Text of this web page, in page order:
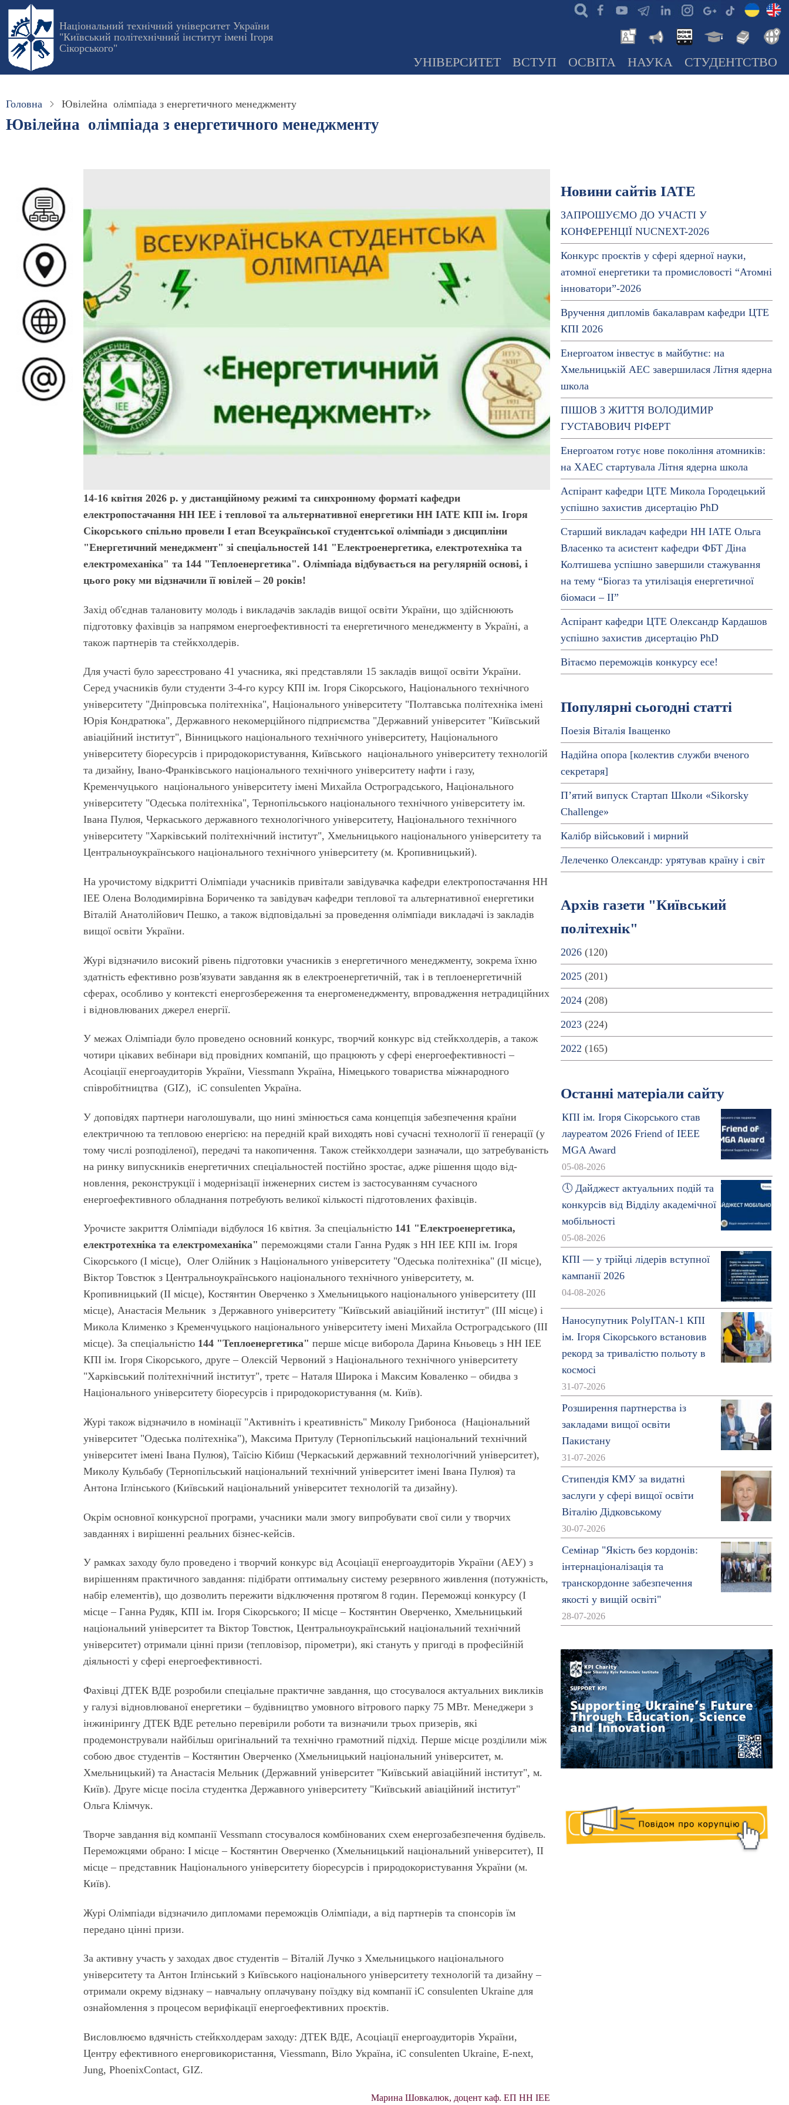
Перейти
основного
вмісту
Національний технічний університет України
"Київський політехнічний інститут імені Ігоря
Сікорського"
УНІВЕРСИТЕТ ВСТУП ОСВІТА НАУКА СТУДЕНТСТВО
Головна Ювілейна олімпіада з енергетичного менеджменту
Ювілейна олімпіада з енергетичного менеджменту
14-16 квітня 2026 р. у дистанційному режимі та синхронному форматі кафедри
електропостачання НН ІЕЕ і теплової та альтернативної енергетики НН ІАТЕ КПІ ім. Ігоря
Сікорського спільно провели І етап Всеукраїнської студентської олімпі­ади з дисципліни
"Енергетичний менеджмент" зі спеціальностей 141 "Електроенер­гетика, електротехніка та
електромеханіка" та 144 "Теплоенергетика". Олімпіада відбувається на регулярній основі, і
цього року ми відзначили її ювілей – 20 років!
Захід об'єднав талановиту молодь і викладачів закладів вищої освіти України, що здійснюють
підготовку фахівців за напрямом енергоефективності та енергетичного менеджменту в Україні, а
також партнерів та стейкхолдерів.
Для участі було зареєстровано 41 учасника, які представляли 15 закладів вищої освіти України.
Серед учасників були студенти 3-4-го курсу КПІ ім. Ігоря Сікорського, Національного технічного
університету "Дніпровська політехніка", Національного університету "Полтавська політехніка імені
Юрія Кондратюка", Державного некомерційного підприємства "Державний університет "Київський
авіаційний інститут", Вінницького національного технічного університету, Національного
університету біоресурсів і природокористування, Київського національного університету технологій
та дизайну, Івано-Франківського національного технічного університету нафти і газу,
Кременчуцького національного університету імені Михайла Остроградського, Національного
університету "Одеська по­літехніка", Тернопільського національного технічного університету ім.
Івана Пулюя, Черкаського державного технологіч­ного університету, Національного технічного
університету "Харківський політехнічний інститут", Хмельницького національного університету та
Центральноукраїнського національного технічного університету (м. Кропивницький).
На урочистому відкритті Олімпіади учасників привітали завідувачка кафедри елек­тропостачання НН
ІЕЕ Олена Володими­рівна Бориченко та завідувач кафедри теплової та альтернативної енергетики
Віталій Анатолійович Пешко, а також відповідальні за проведення олімпіади викладачі із закладів
вищої освіти України.
Журі відзначило високий рівень підготовки учасників з енергетичного менеджменту, зокрема їхню
здатність ефективно розв'я­зувати завдання як в електроенергетичній, так і в теплоенергетичній
сферах, особливо у контексті енергозбереження та енергоменеджменту, впровадження нетрадиційних
і відновлюваних джерел енергії.
У межах Олімпіади було проведено основний конкурс, творчий конкурс від стейкхолдерів, а також
чотири цікавих вебінари від провідних компаній, що працюють у сфері енергоефективності –
Асоціації енергоаудиторів України, Viessmann Україна, Німецького товариства міжнародного
співробітництва (GIZ), iC consulenten Україна.
У доповідях партнери наголошували, що нині змінюється сама концепція забезпечення країни
електричною та тепловою енергією: на передній край виходять нові сучасні технології її генерації (у
тому числі розподіленої), передачі та накопичення. Також стейкхолдери зазначали, що затребуваність
на ринку випускників енергетичних спеціальностей постійно зростає, адже рішення щодо від­
новлення, реконструкції і модернізації інженерних систем із застосуванням сучасного
енергоефективного обладнання потребують великої кількості підготовлених фахівців.
Урочисте закриття Олімпіади відбулося 16 квітня. За спеціальністю 141 "Електроенергетика,
електротехніка та елек­тромеханіка" переможцями стали Ганна Рудяк з НН ІЕЕ КПІ ім. Ігоря
Сікорського (І місце), Олег Олійник з Національного університету "Одеська політехніка"(ІІ міс­це),
Віктор Товстюк з Центральноукраїнського національного технічного університету, м.
Кропивницький (ІІ місце), Костянтин Оверченко з Хмельницького національного університету (ІІІ
місце), Анастасія Мельник з Державного університету "Київський авіаційний інститут" (ІІІ місце) і
Микола Клименко з Кременчуцького національного університету імені Михайла Остроградського (ІІІ
місце). За спеціальністю 144 "Теплоенергетика" перше місце виборола Дарина Кньовець з НН ІЕЕ
КПІ ім. Ігоря Сікорського,друге – Олексій Червоний з Національного технічного університету
"Харківський політехнічний інститут",третє – Наталя Широка і Максим Коваленко – обидва з
Національного університету біоресурсів і природокористування (м. Київ).
Журі також відзначило в номінації "Активніть і креативність" Миколу Грибоноса (Національний
університет "Одеська політехніка"), Максима Притулу (Тернопільський національний технічний
університет імені Івана Пулюя), Таїсію Кібиш (Черкаський державний технологічний університет),
Миколу Кульбабу (Тернопільський національний технічний університет імені Івана Пулюя) та
Антона Іглінського (Київський національний університет технологій та дизайну).
Окрім основної конкурсної програми, учасники мали змогу випробувати свої сили у творчих
завданнях і вирішенні реальних бізнес-кейсів.
У рамках заходу було проведено і творчий конкурс від Асоціації енергоаудиторів України (АЕУ) з
вирішенням практичного завдання: підібрати оптимальну систему резервного живлення (потужність,
набір елементів), що дозволить пережити відключення протягом 8 годин. Переможці конкурсу (І
місце – Ганна Рудяк, КПІ ім. Ігоря Сікорського;ІІ місце– Костянтин Оверченко, Хмельницький
національний університет та Віктор Товстюк, Центральноукраїнський національний технічний
університет) отримали цінні призи (тепловізор, пірометри), які стануть у пригоді в професійній
діяльності у сфері енергоефективності.
Фахівці ДТЕК ВДЕ розробили спеціальне практичне завдання, що стосувалося актуальних викликів
у галузі відновлюваної енергетики – будівництво умовного вітрового парку 75 МВт. Менеджери з
інжинірингу ДТЕК ВДЕ ретельно перевірили роботи та визначили трьох призерів, які
продемонстрували найбільш оригінальний та технічно грамотний підхід. Перше місце розділили між
собою двоє студентів – Костянтин Оверченко (Хмельницький національний університет, м.
Хмельницький) та Анастасія Мельник (Державний університет "Київський авіаційний інститут", м.
Київ). Друге місце посіла студентка Державного університету "Київський авіаційний інститут"
Ольга Клімчук.
Творче завдання від компанії Vessmann стосувалося комбінованих схем енергозабезпечення будівель.
Переможцями обрано:І місце – Костянтин Оверченко (Хмельницький національний університет),ІІ
місце – представник Національного університету біоресурсів і природокористування України (м.
Київ).
Журі Олімпіади відзначило дипломами переможців Олімпіади, а від партнерів та спонсорів їм
передано цінні призи.
За активну участь у заходах двоє студентів – Віталій Лучко з Хмельницького національного
університету та Антон Іглінський з Київського національного університету технологій та дизайну –
отримали окрему відзнаку – навчальну оплачувану поїздку від компанії iC consulenten Ukraine для
озна­йомлення з процесом верифікації енерго­ефективних проєктів.
Висловлюємо вдячність стейкхолдерам заходу: ДТЕК ВДЕ, Асоціації енергоаудиторів України,
Центру ефективного енерговикористання, Viessmann, Віло Україна, iC consulenten Ukraine, E-next,
Jung, PhoenixContact, GIZ.
Марина Шовкалюк, доцент каф. ЕП НН ІЕЕ
Новини сайтів ІАТЕ
ЗАПРОШУЄМО ДО УЧАСТІ У
КОНФЕРЕНЦІЇ NUCNEXT-2026
Конкурс проєктів у сфері ядерної науки,
атомної енергетики та промисловості “Атомні
інноватори”-2026
Вручення дипломів бакалаврам кафедри ЦТЕ
КПІ 2026
Енергоатом інвестує в майбутнє: на
Хмельницькій АЕС завершилася Літня ядерна
школа
ПІШОВ З ЖИТТЯ ВОЛОДИМИР
ГУСТАВОВИЧ РІФЕРТ
Енергоатом готує нове покоління атомників:
на ХАЕС стартувала Літня ядерна школа
Аспірант кафедри ЦТЕ Микола Городецький
успішно захистив дисертацію PhD
Старший викладач кафедри НН ІАТЕ Ольга
Власенко та асистент кафедри ФБТ Діна
Колтишева успішно завершили стажування
на тему “Біогаз та утилізація енергетичної
біомаси – ІІ”
Аспірант кафедри ЦТЕ Олександр Кардашов
успішно захистив дисертацію PhD
Вітаємо переможців конкурсу есе!
Популярні сьогодні статті
Поезія Віталія Іващенко
Надійна опора [колектив служби вченого
секретаря]
П’ятий випуск Стартап Школи «Sikorsky
Challenge»
Калібр військовий і мирний
Лелеченко Олександр: урятував країну і світ
Архів газети "Київський
політехнік"
2026(120)
2025(201)
2024(208)
2023(224)
2022 (165)
Останні матеріали сайту
КПІ ім. Ігоря Сікорського став
лауреатом 2026 Friend of IEEE
MGA Award
05-08-2026
🕔 Дайджест актуальних подій та
конкурсів від Відділу академічної
мобільності
05-08-2026
КПІ — у трійці лідерів вступної
кампанії 2026
04-08-2026
Наносупутник PolyITAN-1 КПІ
ім. Ігоря Сікорського встановив
рекорд за тривалістю польоту в
космосі
31-07-2026
Розширення партнерства із
закладами вищої освіти
Пакистану
31-07-2026
Стипендія КМУ за видатні
заслуги у сфері вищої освіти
Віталію Дідковському
30-07-2026
Семінар "Якість без кордонів:
інтернаціоналізація та
транскордонне забезпечення
якості у вищій освіті"
28-07-2026